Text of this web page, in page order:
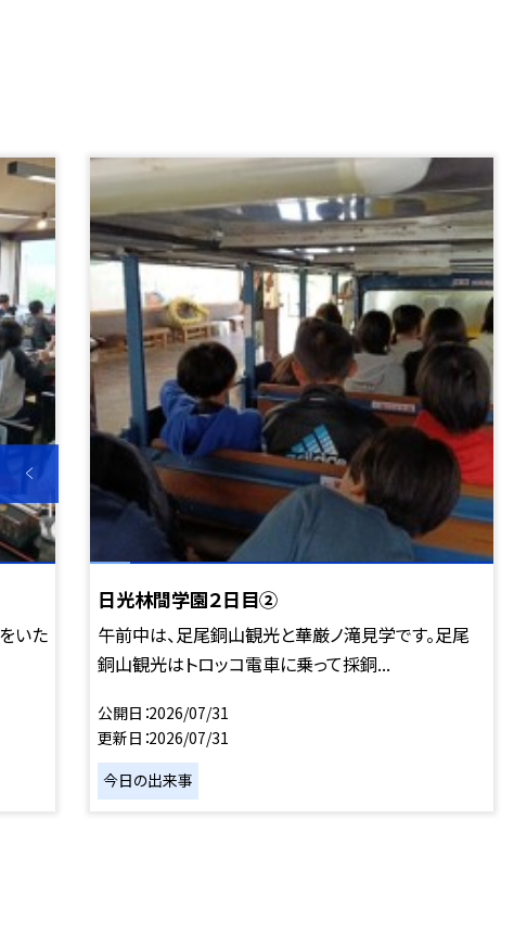
いた
日光林間学園２日目②
午前中は、足尾銅山観光と華厳ノ滝見学です。足尾
銅山観光はトロッコ電車に乗って採銅...
公開日 2026/07/31
更新日 2026/07/31
今日の出来事